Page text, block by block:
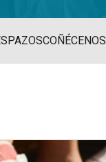
COÑÉCENOS